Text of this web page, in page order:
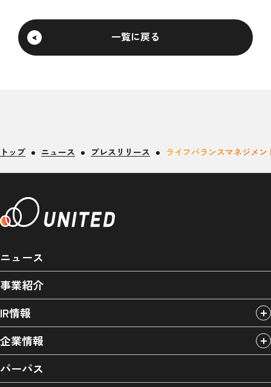
一覧に戻る
トップ ニュース プレスリリース ライフバランスマネジメ
ニュース
事業紹介
IR情報
企業情報
パーパス